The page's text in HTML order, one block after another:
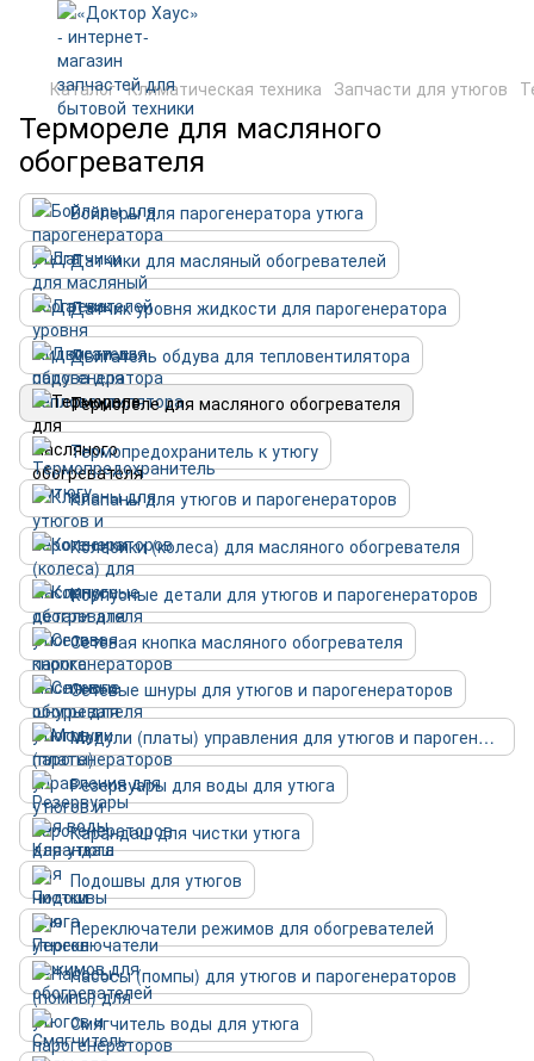
Каталог Климатическая техника Запчасти для утюгов
Термореле для масляного
обогревателя
Бойлеры для парогенератора утюга
Датчики для масляный обогревателей
Датчик уровня жидкости для парогенератора
Двигатель обдува для тепловентилятора
Термореле для масляного обогревателя
Термопредохранитель к утюгу
Клапаны для утюгов и парогенераторов
Колесики (колеса) для масляного обогревателя
Корпусные детали для утюгов и парогенераторов
Сетевая кнопка масляного обогревателя
Сетевые шнуры для утюгов и парогенераторов
Модули (платы) управления для утюгов и парогенераторов
Резервуары для воды для утюга
Карандаш для чистки утюга
Подошвы для утюгов
Переключатели режимов для обогревателей
Насосы (помпы) для утюгов и парогенераторов
Смягчитель воды для утюга